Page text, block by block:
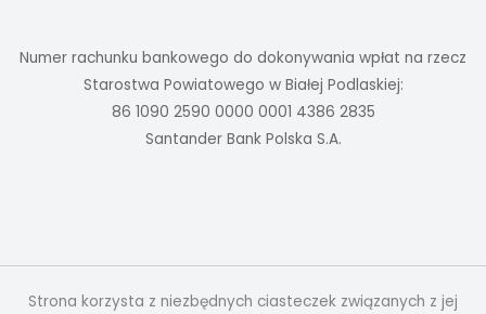
Numer rachunku bankowego do dokonywania wpłat na rzecz
Starostwa Powiatowego w Białej Podlaskiej:
86 1090 2590 0000 0001 4386 2835
Santander Bank Polska S.A.
Strona korzysta z niezbędnych ciasteczek związanych z jej